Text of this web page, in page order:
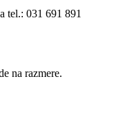
tel.: 031 691 891
na razmere.